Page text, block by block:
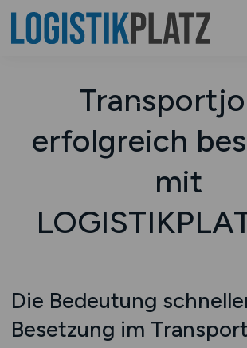
erfolgreich
mit
Die Bedeutung
Besetzung im